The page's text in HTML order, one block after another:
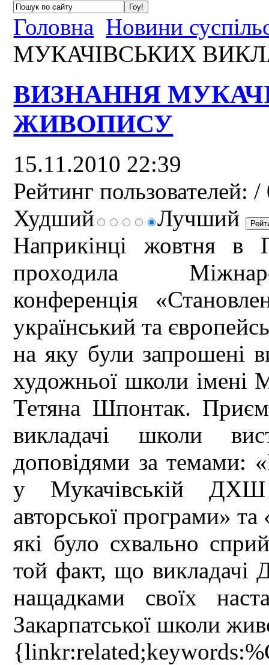
Головна Новини
МУКАЧІВСЬКИХ
ВИЗНАННЯ
ЖИВОПИСУ
15.11.2010 22:39
Рейтинг пользователей: /
Худший
Лучший
Наприкінці жовтня в
проходила
конференція
український та
на яку були запрошені
художньої школи імені
Тетяна Шпонтак.
викладачі школи
доповідями за темами:
у Мукачівській
авторської програми» та
які було схвально
той факт, що
нащадками своїх
Закарпатської школи